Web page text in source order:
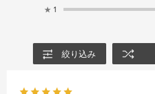
★ 1
絞り込み